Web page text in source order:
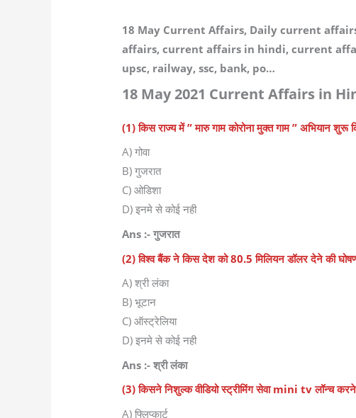
18 May Current Affairs, Daily current
affairs, current affairs in hindi, current
upsc, railway, ssc, bank, po…
18 May 2021 Current Affairs in
(1) किस राज्य में ” मारु गाम कोरोना मुक्त गाम ” अभियान शुरू
A) गोवा
B) गुजरात
C) ओडिशा
D) इनमे से कोई नही
Ans :- गुजरात
(2) विश्व बैंक ने किस देश को 80.5 मिलियन डॉलर देने की
A) श्री लंका
B) भूटान
C) ऑस्ट्रेलिया
D) इनमे से कोई नही
Ans :- श्री लंका
(3) किसने निशुल्क वीडियो स्ट्रीमिंग सेवा mini tv लॉन्च करने
A) फ्लिप्कार्ट